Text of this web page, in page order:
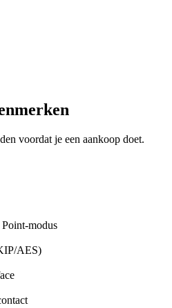
voordat je een aankoop doet.
Point-modus
AES)